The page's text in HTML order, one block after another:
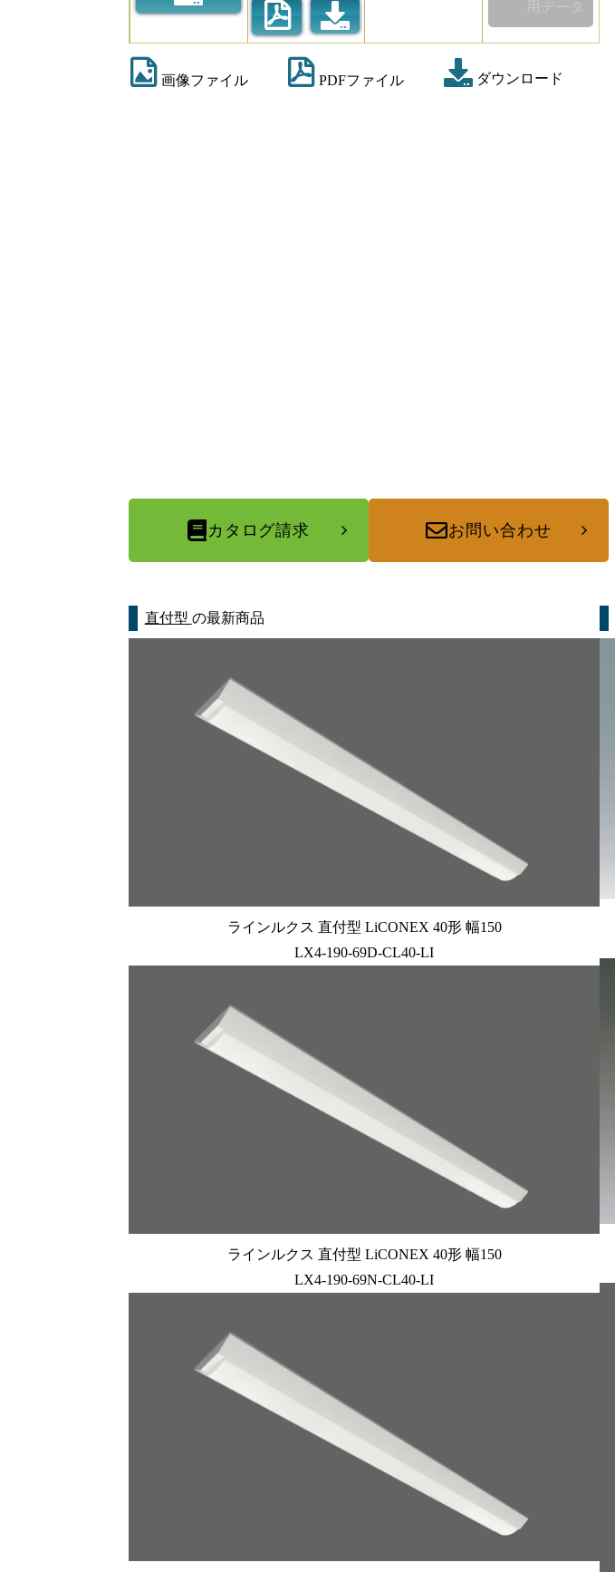
用データ
画像ファイル PDFファイル ダウンロード
カタログ請求 お問い合わせ
直付型 の最新商品
ラインルクス 直付型 LiCONEX 40形 幅150
LX4-190-69D-CL40-LI
ラインルクス 直付型 LiCONEX 40形 幅150
LX4-190-69N-CL40-LI